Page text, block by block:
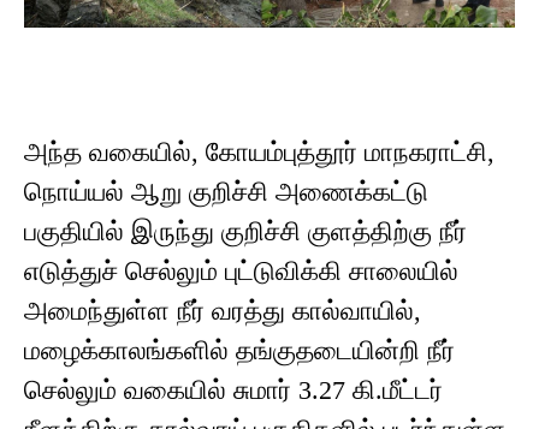
அந்த வகையில், கோயம்புத்தூர் மாநகராட்சி,
நொய்யல் ஆறு குறிச்சி அணைக்கட்டு
பகுதியில் இருந்து குறிச்சி குளத்திற்கு நீர்
எடுத்துச் செல்லும் புட்டுவிக்கி சாலையில்
அமைந்துள்ள நீர் வரத்து கால்வாயில்,
மழைக்காலங்களில் தங்குதடையின்றி நீர்
செல்லும் வகையில் சுமார் 3.27 கி.மீட்டர்